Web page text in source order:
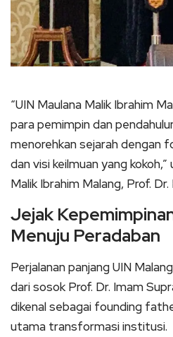
“UIN Maulana Malik Ibrahim
para pemimpin dan
menorehkan sejarah dengan
dan visi keilmuan yang
Malik Ibrahim Malang, Prof. Dr.
Jejak
Menuju Peradaban
Perjalanan panjang UIN
dari sosok Prof. Dr. Imam
dikenal sebagai founding
utama transformasi institusi.